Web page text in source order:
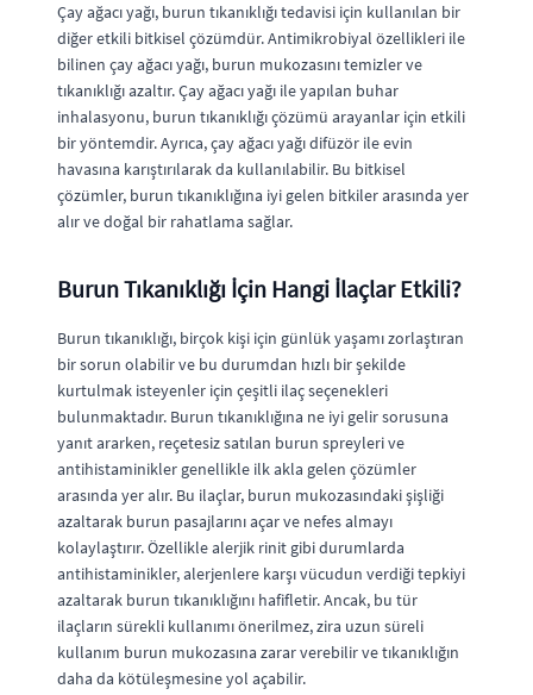
Çay ağacı yağı, burun tıkanıklığı tedavisi için kullanılan bir
diğer etkili bitkisel çözümdür. Antimikrobiyal özellikleri ile
bilinen çay ağacı yağı, burun mukozasını temizler ve
tıkanıklığı azaltır. Çay ağacı yağı ile yapılan buhar
inhalasyonu, burun tıkanıklığı çözümü arayanlar için etkili
bir yöntemdir. Ayrıca, çay ağacı yağı difüzör ile evin
havasına karıştırılarak da kullanılabilir. Bu bitkisel
çözümler, burun tıkanıklığına iyi gelen bitkiler arasında yer
alır ve doğal bir rahatlama sağlar.
Burun Tıkanıklığı İçin Hangi İlaçlar Etkili?
Burun tıkanıklığı, birçok kişi için günlük yaşamı zorlaştıran
bir sorun olabilir ve bu durumdan hızlı bir şekilde
kurtulmak isteyenler için çeşitli ilaç seçenekleri
bulunmaktadır. Burun tıkanıklığına ne iyi gelir sorusuna
yanıt ararken, reçetesiz satılan burun spreyleri ve
antihistaminikler genellikle ilk akla gelen çözümler
arasında yer alır. Bu ilaçlar, burun mukozasındaki şişliği
azaltarak burun pasajlarını açar ve nefes almayı
kolaylaştırır. Özellikle alerjik rinit gibi durumlarda
antihistaminikler, alerjenlere karşı vücudun verdiği tepkiyi
azaltarak burun tıkanıklığını hafifletir. Ancak, bu tür
ilaçların sürekli kullanımı önerilmez, zira uzun süreli
kullanım burun mukozasına zarar verebilir ve tıkanıklığın
daha da kötüleşmesine yol açabilir.